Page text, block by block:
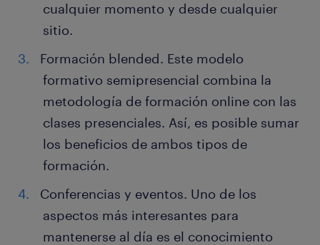
cualquier momento y desde cualquier
sitio.
Formación blended. Este modelo
formativo semipresencial combina la
metodología de formación online con las
clases presenciales. Así, es posible sumar
los beneficios de ambos tipos de
formación.
Conferencias y eventos. Uno de los
aspectos más interesantes para
mantenerse al día es el conocimiento